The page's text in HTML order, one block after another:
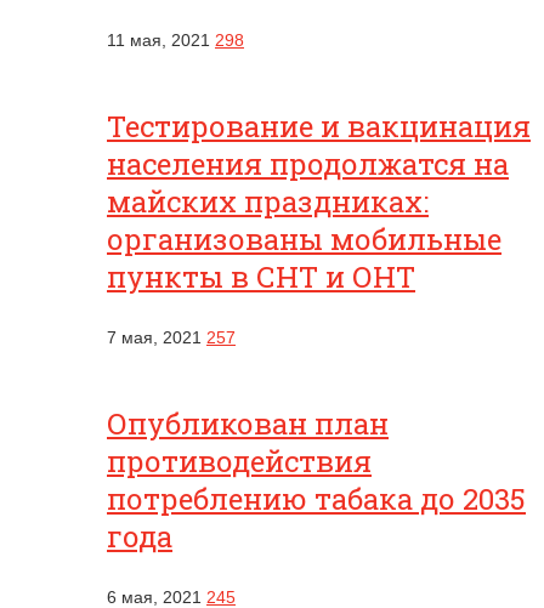
11 мая, 2021 298
Тестирование и вакцинация
населения продолжатся на
майских праздниках:
организованы мобильные
пункты в СНТ и ОНТ
7 мая, 2021 257
Опубликован план
противодействия
потреблению табака до 2035
года
6 мая, 2021 245